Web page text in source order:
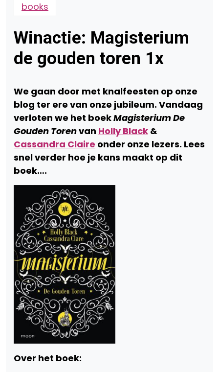
books
Winactie: Magisterium
de gouden toren 1x
We gaan door met knalfeesten op onze
blog ter ere van onze jubileum. Vandaag
verloten we het boekMagisterium De
Gouden Torenvan Holly Black &
Cassandra Claire onder onze lezers. Lees
snel verder hoe je kans maakt op dit
boek….
Over het boek: